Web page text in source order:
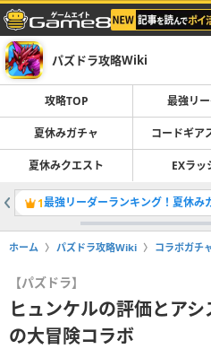
パズドラ攻略Wiki
攻略TOP 最強リ
夏休みガチャ コードギア
夏休みクエスト EXラッ
1最強リーダーランキング！夏休み
ホーム パズドラ攻略Wiki コラボガチ
【パズドラ】
ヒュンケルの評価とア
の大冒険コラボ